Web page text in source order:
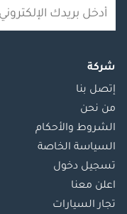
شركة
إتصل بنا
من نحن
الشروط والأحكام
السياسة الخاصة
تسجيل دخول
اعلن معنا
تجار السيارات